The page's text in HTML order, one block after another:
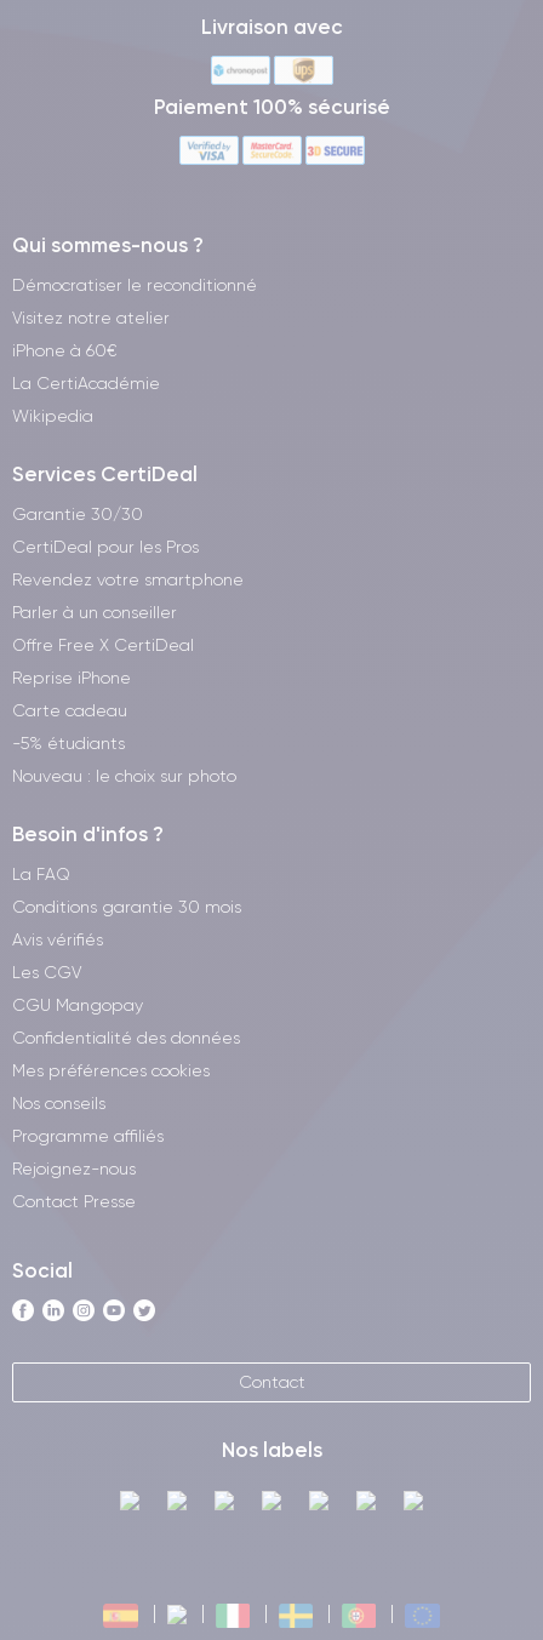
Livraison avec
Paiement 100% sécurisé
Qui sommes-nous ?
Démocratiser le reconditionné
Visitez notre atelier
iPhone à 60€
La CertiAcadémie
Wikipedia
Services CertiDeal
Garantie 30/30
CertiDeal pour les Pros
Revendez votre smartphone
Parler à un conseiller
Offre Free X CertiDeal
Reprise iPhone
Carte cadeau
-5% étudiants
Nouveau : le choix sur photo
Besoin d'infos ?
La FAQ
Conditions garantie 30 mois
Avis vérifiés
Les CGV
CGU Mangopay
Confidentialité des données
Mes préférences cookies
Nos conseils
Programme affiliés
Rejoignez-nous
Contact Presse
Social
Contact
Nos labels